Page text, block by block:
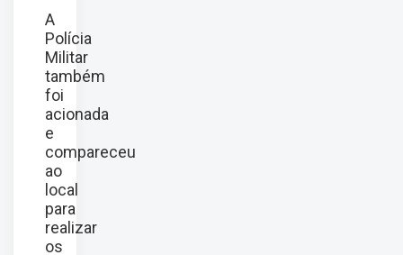
A
Polícia
Militar
também
foi
acionada
e
compareceu
ao
local
para
realizar
os